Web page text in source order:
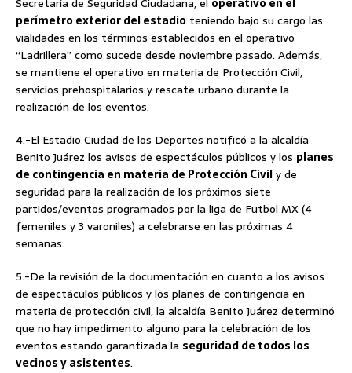
perímetro exterior del estadio teniendo bajo su cargo las
vialidades en los términos establecidos en el operativo
“Ladrillera” como sucede desde noviembre pasado. Además,
se mantiene el operativo en materia de Protección Civil,
servicios prehospitalarios y rescate urbano durante la
realización de los eventos.
4.-El Estadio Ciudad de los Deportes notificó a la alcaldía
Benito Juárez los avisos de espectáculos públicos y los planes
de contingencia en materia de Protección Civily de
seguridad para la realización de los próximos siete
partidos/eventos programados por la liga de Futbol MX (4
femeniles y 3 varoniles) a celebrarse en las próximas 4
semanas.
5.-De la revisión de la documentación en cuanto a los avisos
de espectáculos públicos y los planes de contingencia en
materia de protección civil, la alcaldía Benito Juárez determinó
que no hay impedimento alguno para la celebración de los
eventos estando garantizada la seguridad de todos los
vecinos y asistentes.